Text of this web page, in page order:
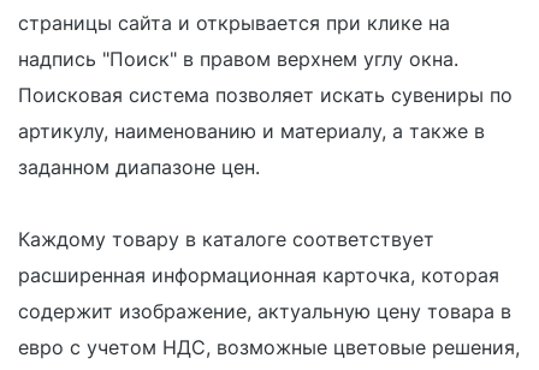
страницы сайта и открывается при клике на
надпись "Поиск" в правом верхнем углу окна.
Поисковая система позволяет искать сувениры по
артикулу, наименованию и материалу, а также в
заданном диапазоне цен.
Каждому товару в каталоге соответствует
расширенная информационная карточка, которая
содержит изображение, актуальную цену товара в
евро с учетом НДС, возможные цветовые решения,